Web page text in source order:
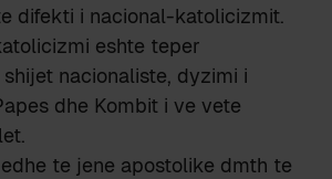
difekti i nacional-katolicizmit.
eshte teper
nacionaliste, dyzimi i
dhe Kombit i ve vete
te jene apostolike dmth te